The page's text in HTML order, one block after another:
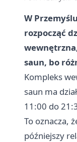
W
rozpocząć
saun, bo
Kompleks
saun ma
11:00 do
To oznacza,
późniejszy